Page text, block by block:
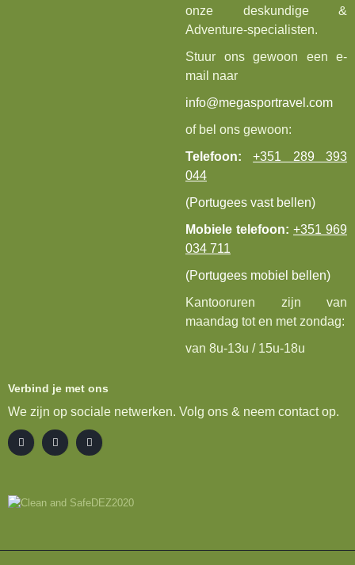
onze deskundige &
Adventure-specialisten.
Stuur ons gewoon een e-
mail naar
info@megasportravel.com
of bel ons gewoon:
Telefoon:
+351 289 393
044
(Portugees vast bellen)
Mobiele telefoon: +351 969
034 711
(Portugees mobiel bellen)
Kantooruren zijn van
maandag tot en met zondag:
van 8u-13u / 15u-18u
Verbind je met ons
We zijn op sociale netwerken. Volg ons & neem contact op.